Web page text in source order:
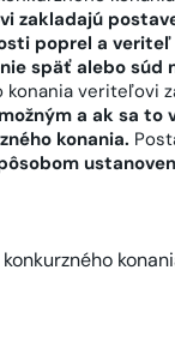
poprel a veriteľ
späť alebo súd
veriteľovi
a ak sa
konania.